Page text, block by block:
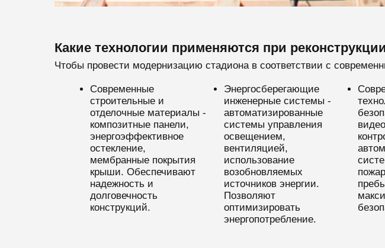
Какие технологии применяются при
Чтобы провести модернизацию стадиона в соответствии с
Современные
строительные и
отделочные материалы -
композитные панели,
энергоэффективное
остекление,
мембранные покрытия
крыши. Обеспечивают
надежность и
долговечность
конструкций.
Энергосберегающие
инженерные системы -
автоматизированные
системы управления
освещением,
вентиляцией,
использование
возобновляемых
источников энергии.
Позволяют
оптимизировать
энергопотребление.